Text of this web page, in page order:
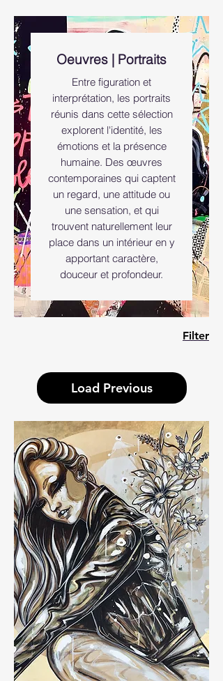
Oeuvres | Portraits
Entre figuration et
interprétation, les portraits
réunis dans cette sélection
explorent l'identité, les
émotions et la présence
humaine. Des œuvres
contemporaines qui captent
un regard, une attitude ou
une sensation, et qui
trouvent naturellement leur
place dans un intérieur en y
apportant caractère,
douceur et profondeur.
Filter
Load Previous